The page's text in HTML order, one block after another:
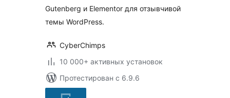
Gutenberg и Elementor для отзывчивой
темы WordPress.
CyberChimps
10 000+ активных установок
Протестирован с 6.9.6